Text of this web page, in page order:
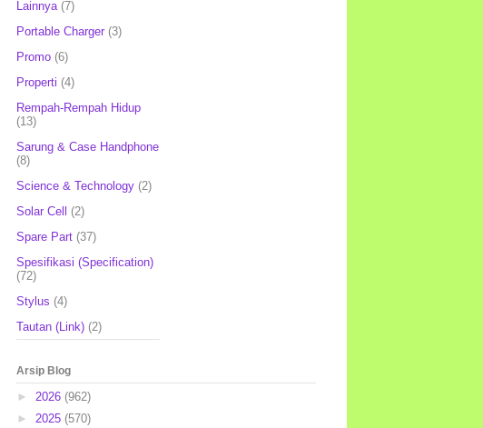
Lainnya (7)
Portable Charger (3)
Promo (6)
Properti (4)
Rempah-Rempah Hidup
(13)
Sarung & Case Handphone
(8)
Science & Technology (2)
Solar Cell (2)
Spare Part (37)
Spesifikasi (Specification)
(72)
Stylus (4)
Tautan (Link) (2)
Arsip Blog
► 2026 (962)
► 2025 (570)